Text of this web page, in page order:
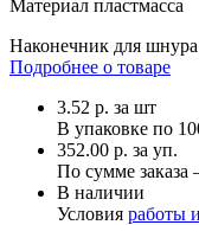
Материал пластмасса
Наконечник для
Подробнее о товаре
3.52 р. за шт
В упаковке по
352.00 р. за уп.
По сумме заказа
В наличии
Условия работы